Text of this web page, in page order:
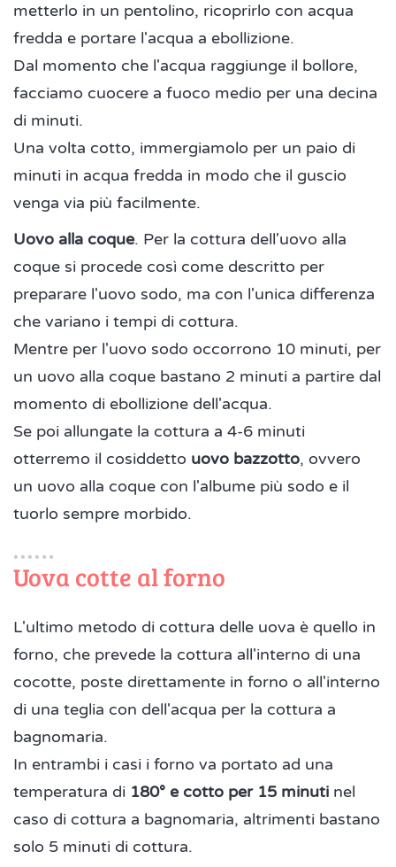
metterlo in un pentolino, ricoprirlo con acqua
fredda e portare l'acqua a ebollizione.
Dal momento che l'acqua raggiunge il bollore,
facciamo cuocere a fuoco medio per una decina
di minuti.
Una volta cotto, immergiamolo per un paio di
minuti in acqua fredda in modo che il guscio
venga via più facilmente.
Uovo alla coque. Per la cottura dell'uovo alla
coque si procede così come descritto per
preparare l'uovo sodo, ma con l'unica differenza
che variano i tempi di cottura.
Mentre per l'uovo sodo occorrono 10 minuti, per
un uovo alla coque bastano 2 minuti a partire dal
momento di ebollizione dell'acqua.
Se poi allungate la cottura a 4-6 minuti
otterremo il cosiddetto uovo bazzotto, ovvero
un uovo alla coque con l'albume più sodo e il
tuorlo sempre morbido.
Uova cotte al forno
L'ultimo metodo di cottura delle uova è quello in
forno, che prevede la cottura all'interno di una
cocotte, poste direttamente in forno o all'interno
di una teglia con dell'acqua per la cottura a
bagnomaria.
In entrambi i casi i forno va portato ad una
temperatura di 180° e cotto per 15 minuti nel
caso di cottura a bagnomaria, altrimenti bastano
solo 5 minuti di cottura.